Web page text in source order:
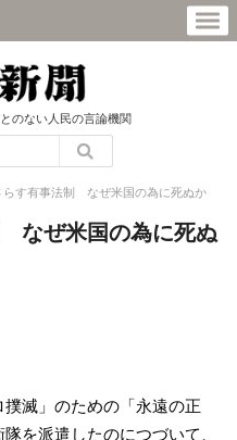
のない人民の言論機関
らす有事法制 なぜ米国の為に死ぬか
なぜ米国の為に死ぬ
滅」のための「永遠の正
を派遣したのにつづいて、